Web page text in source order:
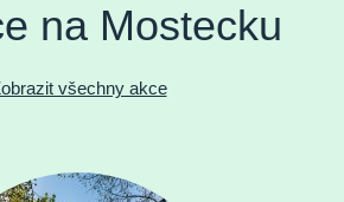
na Mostecku
všechny akce